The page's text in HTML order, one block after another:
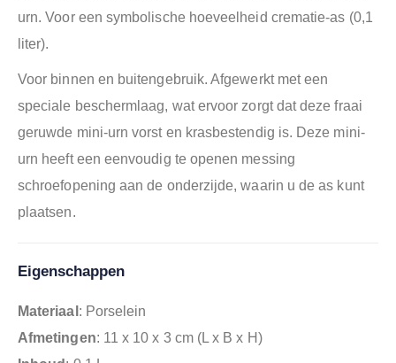
urn. Voor een symbolische hoeveelheid crematie-as (0,1
liter).
Voor binnen en buitengebruik. Afgewerkt met een
speciale beschermlaag, wat ervoor zorgt dat deze fraai
geruwde mini-urn vorst en krasbestendig is. Deze mini-
urn heeft een eenvoudig te openen messing
schroefopening aan de onderzijde, waarin u de as kunt
plaatsen.
Eigenschappen
Materiaal : Porselein
Afmetingen: 11 x 10 x 3 cm (L x B x H)